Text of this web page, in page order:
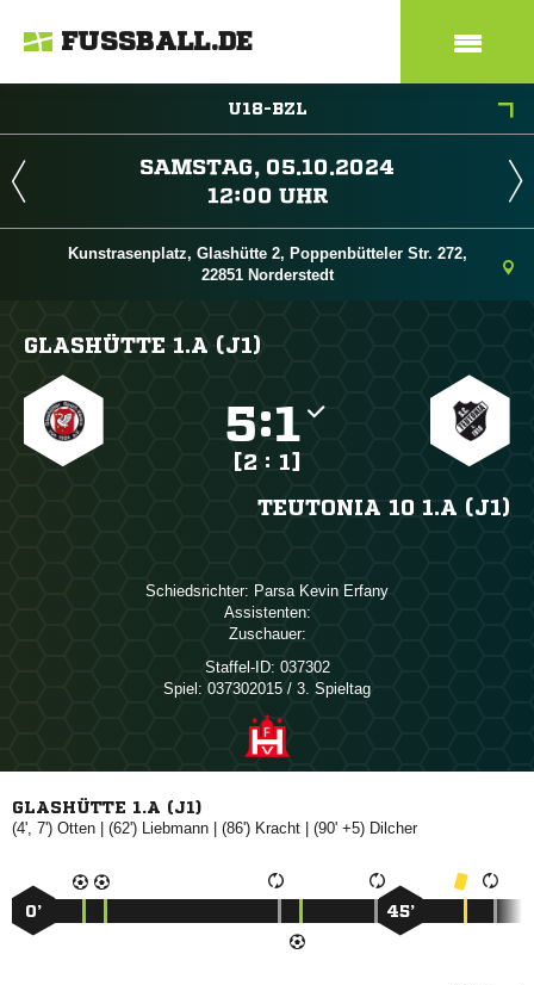
FUSSBALL.DE
U18-BZL
 
 
Kunstrasenplatz, Glashütte 2, Poppenbütteler Str. 272,
22851 Norderstedt
GLASHÜTTE 1.A (J1)
:
[2 : 1]
TEUTONIA 10 1.A (J1)
Schiedsrichter:   
Assistenten:
Zuschauer:
Staffel-ID: 037302
Spiel: 037302015 / 3. Spieltag
GLASHÜTTE 1.A (J1)
(4', 7')  | (62')  | (86')  | (90' +5) 
0’ 45’